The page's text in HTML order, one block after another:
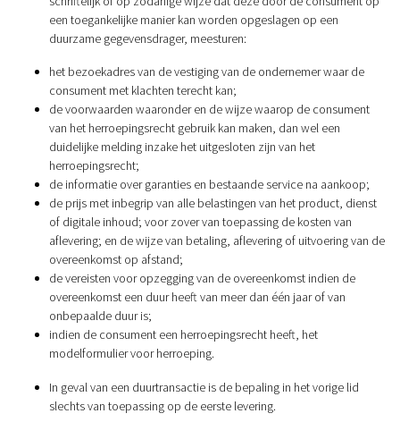
een toegankelijke manier kan worden opgeslagen op een
duurzame gegevensdrager, meesturen:
het bezoekadres van de vestiging van de ondernemer waar de
consument met klachten terecht kan;
de voorwaarden waaronder en de wijze waarop de consument
van het herroepingsrecht gebruik kan maken, dan wel een
duidelijke melding inzake het uitgesloten zijn van het
herroepingsrecht;
de informatie over garanties en bestaande service na aankoop;
de prijs met inbegrip van alle belastingen van het product, dienst
of digitale inhoud; voor zover van toepassing de kosten van
aflevering; en de wijze van betaling, aflevering of uitvoering van de
overeenkomst op afstand;
de vereisten voor opzegging van de overeenkomst indien de
overeenkomst een duur heeft van meer dan één jaar of van
onbepaalde duur is;
indien de consument een herroepingsrecht heeft, het
modelformulier voor herroeping.
In geval van een duurtransactie is de bepaling in het vorige lid
slechts van toepassing op de eerste levering.